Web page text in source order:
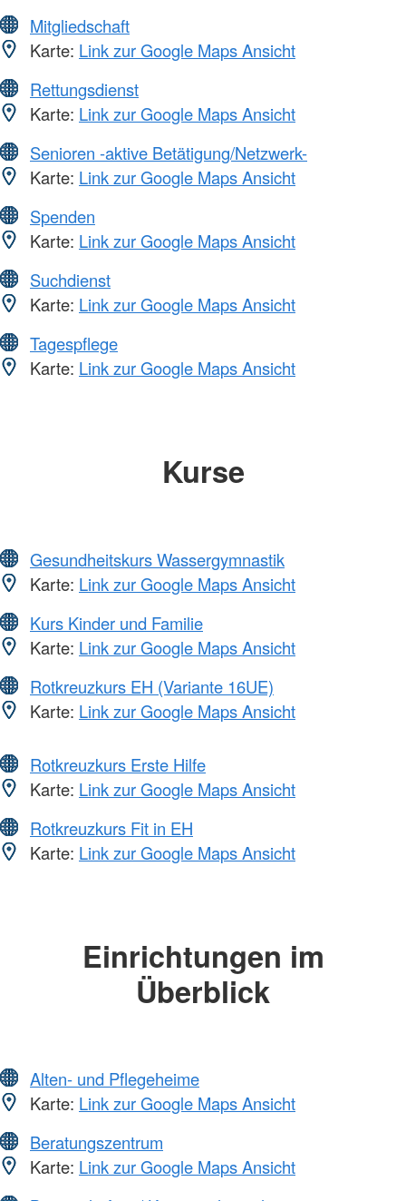
Mitgliedschaft
Karte: Link zur Google Maps Ansicht
Rettungsdienst
Karte: Link zur Google Maps Ansicht
Senioren -aktive Betätigung/Netzwerk-
Karte: Link zur Google Maps Ansicht
Spenden
Karte: Link zur Google Maps Ansicht
Suchdienst
Karte: Link zur Google Maps Ansicht
Tagespflege
Karte: Link zur Google Maps Ansicht
Kurse
Gesundheitskurs Wassergymnastik
Karte: Link zur Google Maps Ansicht
Kurs Kinder und Familie
Karte: Link zur Google Maps Ansicht
Rotkreuzkurs EH (Variante 16UE)
Karte: Link zur Google Maps Ansicht
Rotkreuzkurs Erste Hilfe
Karte: Link zur Google Maps Ansicht
Rotkreuzkurs Fit in EH
Karte: Link zur Google Maps Ansicht
Einrichtungen im
Überblick
Alten- und Pflegeheime
Karte: Link zur Google Maps Ansicht
Beratungszentrum
Karte: Link zur Google Maps Ansicht